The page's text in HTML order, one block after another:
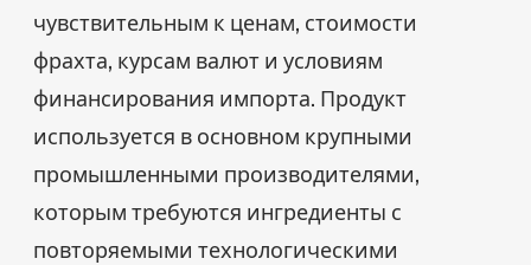
чувствительным к ценам, стоимости
фрахта, курсам валют и условиям
финансирования импорта. Продукт
используется в основном крупными
промышленными производителями,
которым требуются ингредиенты с
повторяемыми технологическими